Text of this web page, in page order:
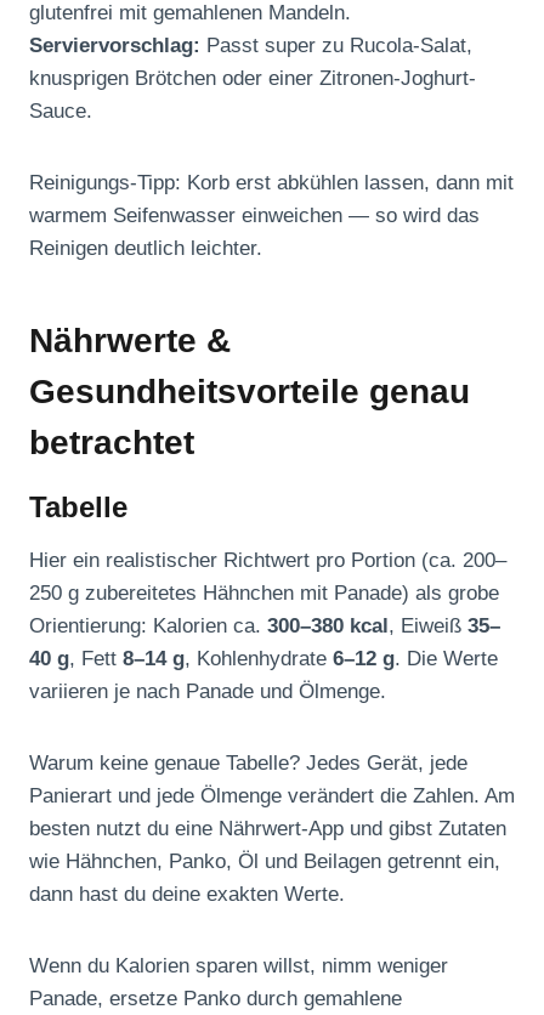
glutenfrei mit gemahlenen Mandeln.
Serviervorschlag: Passt super zu Rucola-Salat,
knusprigen Brötchen oder einer Zitronen-Joghurt-
Sauce.
Reinigungs-Tipp: Korb erst abkühlen lassen, dann mit
warmem Seifenwasser einweichen — so wird das
Reinigen deutlich leichter.
Nährwerte &
Gesundheitsvorteile genau
betrachtet
Tabelle
Hier ein realistischer Richtwert pro Portion (ca. 200–
250 g zubereitetes Hähnchen mit Panade) als grobe
Orientierung: Kalorien ca. 300–380 kcal , Eiweiß 35–
40 g, Fett 8–14 g, Kohlenhydrate 6–12 g. Die Werte
variieren je nach Panade und Ölmenge.
Warum keine genaue Tabelle? Jedes Gerät, jede
Panierart und jede Ölmenge verändert die Zahlen. Am
besten nutzt du eine Nährwert-App und gibst Zutaten
wie Hähnchen, Panko, Öl und Beilagen getrennt ein,
dann hast du deine exakten Werte.
Wenn du Kalorien sparen willst, nimm weniger
Panade, ersetze Panko durch gemahlene